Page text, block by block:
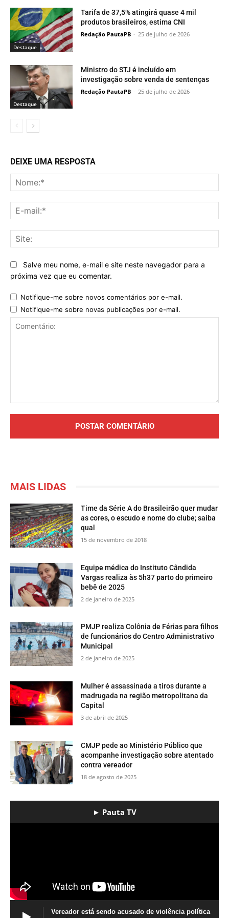
Destaque
Tarifa de 37,5% atingirá quase 4 mil
produtos brasileiros, estima CNI
Redação PautaPB - 25 de julho de 2026
Destaque
Ministro do STJ é incluído em
investigação sobre venda de sentenças
Redação PautaPB - 25 de julho de 2026
DEIXE UMA RESPOSTA
Salve meu nome, e-mail e site neste navegador para a
próxima vez que eu comentar.
Notifique-me sobre novos comentários por e-mail.
Notifique-me sobre novas publicações por e-mail.
MAIS LIDAS
Time da Série A do Brasileirão quer mudar
as cores, o escudo e nome do clube; saiba
qual
15 de novembro de 2018
Equipe médica do Instituto Cândida
Vargas realiza às 5h37 parto do primeiro
bebê de 2025
2 de janeiro de 2025
PMJP realiza Colônia de Férias para filhos
de funcionários do Centro Administrativo
Municipal
2 de janeiro de 2025
Mulher é assassinada a tiros durante a
madrugada na região metropolitana da
Capital
3 de abril de 2025
CMJP pede ao Ministério Público que
acompanhe investigação sobre atentado
contra vereador
18 de agosto de 2025
► Pauta TV
Vereador está sendo acusado de violência política